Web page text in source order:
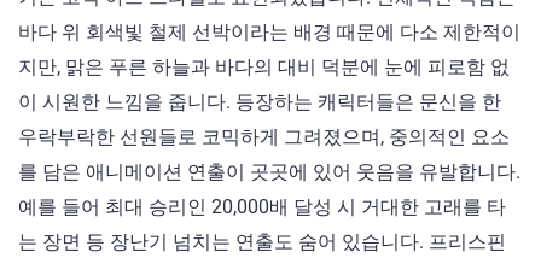
바다 위 회색빛 철제 선박이라는 배경 때문에 다소 제한적이
지만, 맑은 푸른 하늘과 바다의 대비 덕분에 눈에 피로함 없
이 시원한 느낌을 줍니다. 등장하는 캐릭터들은 문신을 한
우락부락한 선원들로 코믹하게 그려졌으며, 중의적인 요소
를 담은 애니메이션 연출이 곳곳에 있어 웃음을 유발합니다.
예를 들어 최대 승리인 20,000배 달성 시 거대한 고래를 타
는 장면 등 장난기 넘치는 연출도 숨어 있습니다. 프리스핀